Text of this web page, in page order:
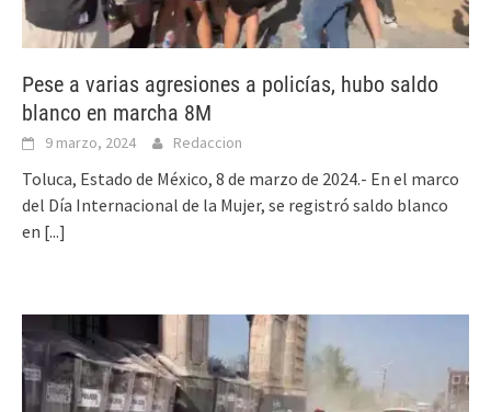
Pese a varias agresiones a policías, hubo saldo
blanco en marcha 8M
9 marzo, 2024 Redaccion
Toluca, Estado de México, 8 de marzo de 2024.- En el marco
del Día Internacional de la Mujer, se registró saldo blanco
en [...]